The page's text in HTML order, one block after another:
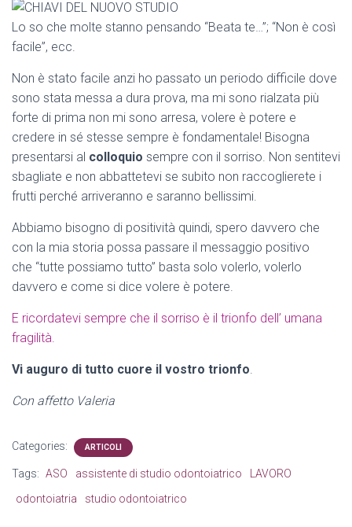
Lo so che molte stanno pensando “Beata te…”; “Non è così
facile”, ecc.
Non è stato facile anzi ho passato un periodo difficile dove
sono stata messa a dura prova, ma mi sono rialzata più
forte di prima non mi sono arresa, volere è potere e
credere in sé stesse sempre è fondamentale! Bisogna
presentarsi al colloquio sempre con il sorriso. Non sentitevi
sbagliate e non abbattetevi se subito non raccoglierete i
frutti perché arriveranno e saranno bellissimi.
Abbiamo bisogno di positività quindi, spero davvero che
con la mia storia possa passare il messaggio positivo
che “tutte possiamo tutto” basta solo volerlo, volerlo
davvero e come si dice volere è potere.
E ricordatevi sempre che il sorriso è il trionfo dell’ umana
fragilità.
Vi auguro di tutto cuore il vostro trionfo.
Con affetto Valeria
Categories: ARTICOLI
Tags: ASO assistente di studio odontoiatrico
LAVORO
odontoiatria
studio odontoiatrico